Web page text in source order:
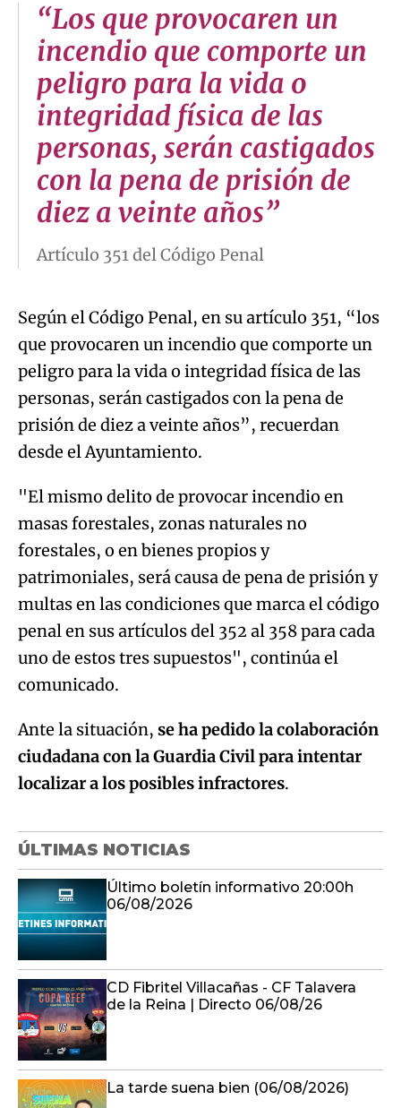
“Los que provocaren un
incendio que comporte un
peligro para la vida o
integridad física de las
personas, serán castigados
con la pena de prisión de
diez a veinte años”
Artículo 351 del Código Penal
Según el Código Penal, en su artículo 351, “los
que provocaren un incendio que comporte un
peligro para la vida o integridad física de las
personas, serán castigados con la pena de
prisión de diez a veinte años”, recuerdan
desde el Ayuntamiento.
"El mismo delito de provocar incendio en
masas forestales, zonas naturales no
forestales, o en bienes propios y
patrimoniales, será causa de pena de prisión y
multas en las condiciones que marca el código
penal en sus artículos del 352 al 358 para cada
uno de estos tres supuestos", continúa el
comunicado.
Ante la situación, se ha pedido la colaboración
ciudadana con la Guardia Civil para intentar
localizar a los posibles infractores.
ÚLTIMAS NOTICIAS
Último boletín informativo 20:00h
06/08/2026
CD Fibritel Villacañas - CF Talavera
de la Reina | Directo 06/08/26
La tarde suena bien (06/08/2026)